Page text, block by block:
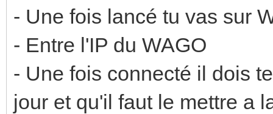
- Une fois lancé tu vas sur
- Entre l'IP du WAGO
- Une fois connecté il dois
jour et qu'il faut le mettre a